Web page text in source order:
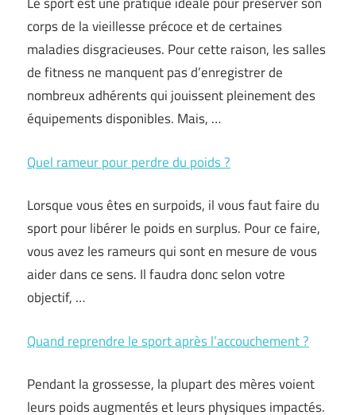
corps de la vieillesse précoce et de certaines
maladies disgracieuses. Pour cette raison, les salles
de fitness ne manquent pas d’enregistrer de
nombreux adhérents qui jouissent pleinement des
équipements disponibles. Mais, …
Quel rameur pour perdre du poids ?
Lorsque vous êtes en surpoids, il vous faut faire du
sport pour libérer le poids en surplus. Pour ce faire,
vous avez les rameurs qui sont en mesure de vous
aider dans ce sens. Il faudra donc selon votre
objectif, …
Quand reprendre le sport après l’accouchement ?
Pendant la grossesse, la plupart des mères voient
leurs poids augmentés et leurs physiques impactés.